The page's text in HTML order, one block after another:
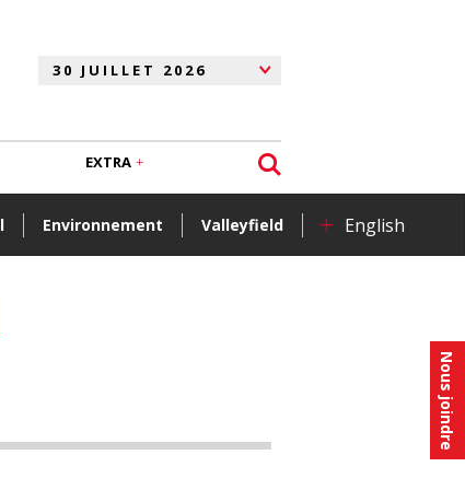
Nous joindre
Environnement Valleyfield + English
EXTRA